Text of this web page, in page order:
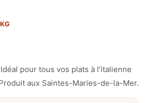
pour tous vos plats à l’italienne
aux Saintes-Maries-de-la-Mer.